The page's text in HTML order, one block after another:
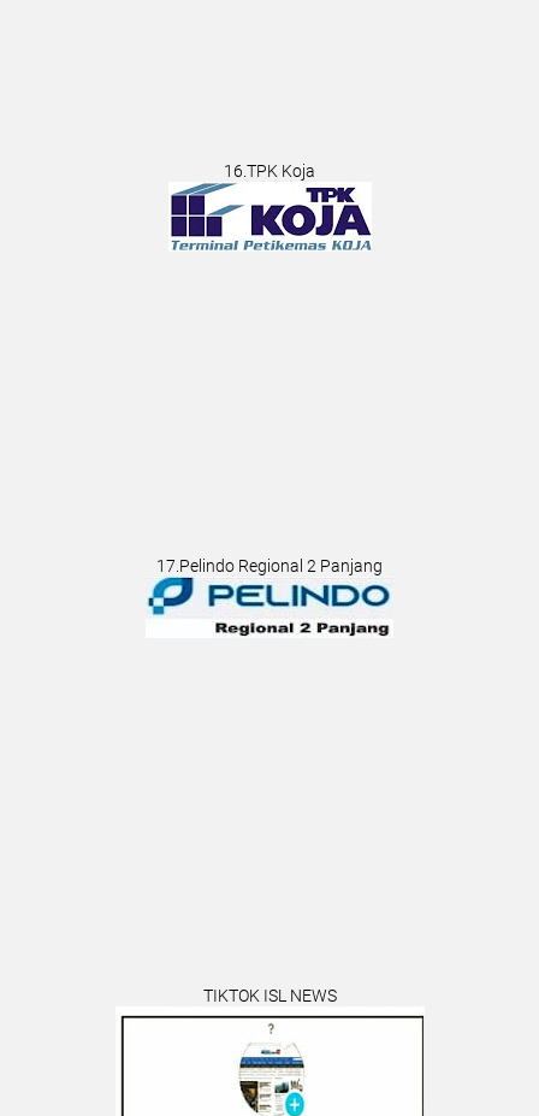
16.TPK Koja
17.Pelindo Regional 2 Panjang
TIKTOK ISL NEWS